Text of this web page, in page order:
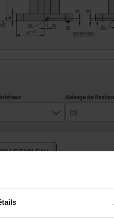
D3
LE TABLEAU